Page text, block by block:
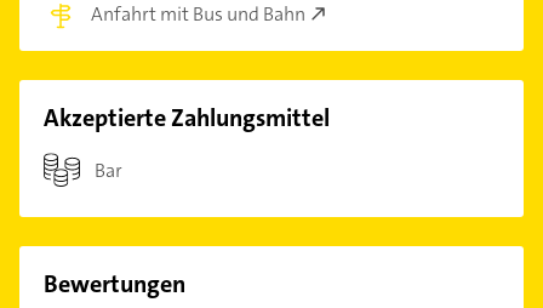
Anfahrt mit Bus und Bahn
Akzeptierte Zahlungsmittel
Bar
Bewertungen